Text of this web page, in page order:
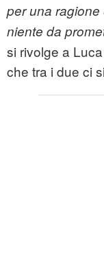
per una
niente da
si rivolge a
che tra i due ci